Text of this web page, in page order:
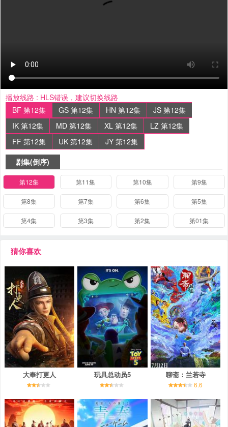
播放线路 : HLS错误，建议切换线路
BF 第12集
GS 第12集 HN 第12集
JS 第12集
IK 第12集
MD 第12集 XL 第12集
LZ 第12集
FF 第12集
UK 第12集
JY 第12集
剧集(倒序)
第12集 第11集 第10集 第9集
第8集 第7集 第6集 第5集
第4集 第3集 第2集 第01集
猜你喜欢
大奉打更人 玩具总动员5 聊斋：兰若寺
6.6